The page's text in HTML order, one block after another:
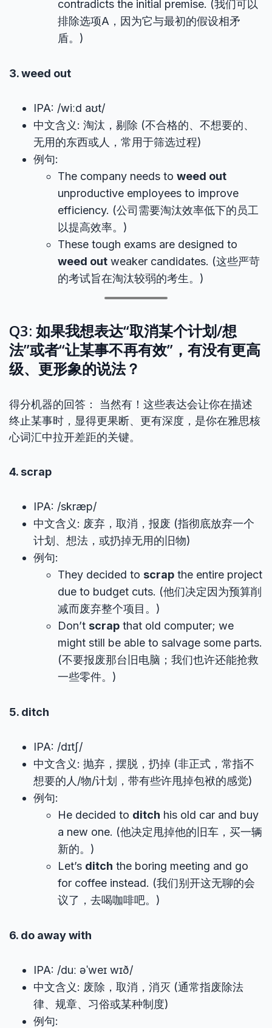
contradicts the initial premise. (我们可以
排除选项A，因为它与最初的假设相矛
盾。)
3. weed out
IPA: /wiːd aʊt/
中文含义: 淘汰，剔除 (不合格的、不想要的、
无用的东西或人，常用于筛选过程)
例句:
The company needs to weed out
unproductive employees to improve
efficiency. (公司需要淘汰效率低下的员工
以提高效率。)
These tough exams are designed to
weed out weaker candidates. (这些严苛
的考试旨在淘汰较弱的考生。)
Q3: 如果我想表达“取消某个计划/想
法”或者“让某事不再有效”，有没有更高
级、更形象的说法？
得分机器的回答： 当然有！这些表达会让你在描述
终止某事时，显得更果断、更有深度，是你在雅思核
心词汇中拉开差距的关键。
4. scrap
IPA: /skræp/
中文含义: 废弃，取消，报废 (指彻底放弃一个
计划、想法，或扔掉无用的旧物)
例句:
They decided to scrap the entire project
due to budget cuts. (他们决定因为预算削
减而废弃整个项目。)
Don’t scrap that old computer; we
might still be able to salvage some parts.
(不要报废那台旧电脑；我们也许还能抢救
一些零件。)
5. ditch
IPA: /dɪtʃ/
中文含义: 抛弃，摆脱，扔掉 (非正式，常指不
想要的人/物/计划，带有些许甩掉包袱的感觉)
例句:
He decided to ditch his old car and buy
a new one. (他决定甩掉他的旧车，买一辆
新的。)
Let’s ditch the boring meeting and go
for coffee instead. (我们别开这无聊的会
议了，去喝咖啡吧。)
6. do away with
IPA: /duː əˈweɪ wɪð/
中文含义: 废除，取消，消灭 (通常指废除法
律、规章、习俗或某种制度)
例句: